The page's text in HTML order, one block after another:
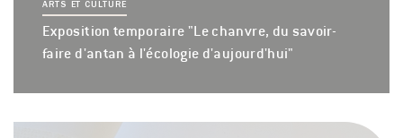
Exposition temporaire "Le chanvre, du savoir-
faire d'antan à l'écologie d'aujourd'hui"
ARTS ET CULTURE